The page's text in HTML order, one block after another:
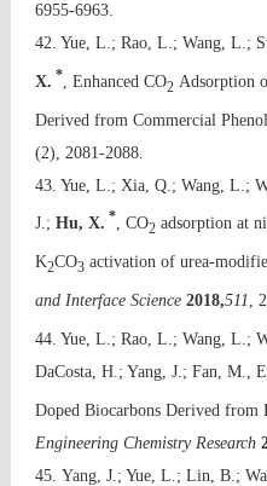
6955-6963.
42. Yue, L.; Rao, L.; Wang, L.;
X. *, Enhanced CO2Adsorption
Derived from Commercial
(2), 2081-2088.
43. Yue, L.; Xia, Q.; Wang, L.;
J.; Hu, X. *, CO2adsorption at
K2CO3activation of urea-
and Interface Science 2018,511,
44. Yue, L.; Rao, L.; Wang, L.;
DaCosta, H.; Yang, J.; Fan, M.,
Doped Biocarbons Derived from
Engineering Chemistry Research
45. Yang, J.; Yue, L.; Lin, B.;